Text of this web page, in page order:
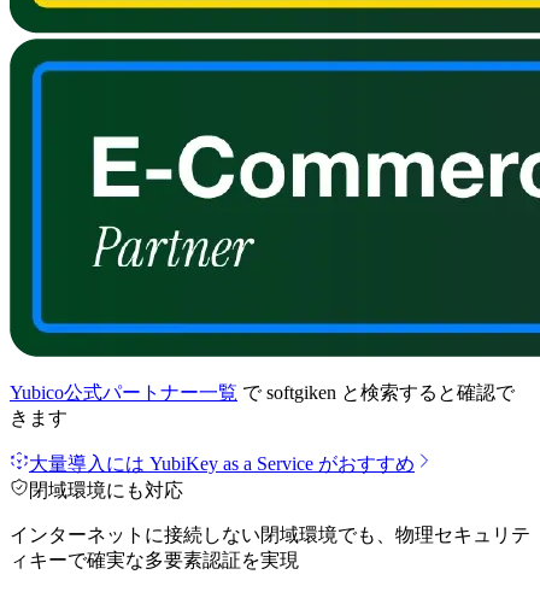
Yubico公式パートナー一覧 でsoftgiken と検索すると確認で
きます
大量導入には YubiKey as a Service がおすすめ
閉域環境にも対応
インターネットに接続しない閉域環境でも、物理セキュリテ
ィキーで確実な多要素認証を実現